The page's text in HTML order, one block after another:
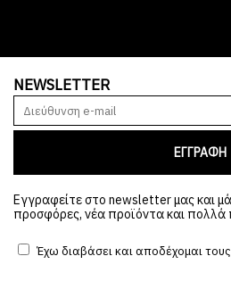
NEWSLETTER
ΕΓΓΡΑΦΗ
Εγγραφείτε στο newsletter μας και
προσφόρες, νέα προϊόντα και πολλά
Έχω διαβάσει και αποδέχομαι